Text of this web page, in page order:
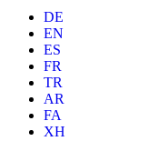
DE
EN
ES
FR
TR
AR
FA
XH